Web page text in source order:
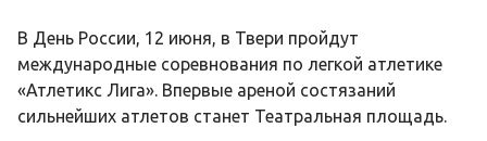
В День России, 12 июня, в Твери пройдут
международные соревнования по легкой атлетике
«Атлетикс Лига». Впервые ареной состязаний
сильнейших атлетов станет Театральная площадь.